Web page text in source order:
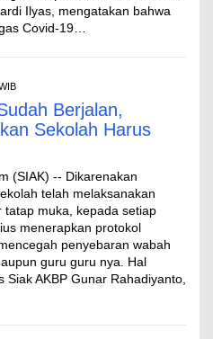
Ilyas, mengatakan bahwa
Covid-19…
Berjalan,
Sekolah Harus
(SIAK) -- Dikarenakan
telah melaksanakan
tatap muka, kepada setiap
menerapkan protokol
penyebaran wabah
guru guru nya. Hal
AKBP Gunar Rahadiyanto,